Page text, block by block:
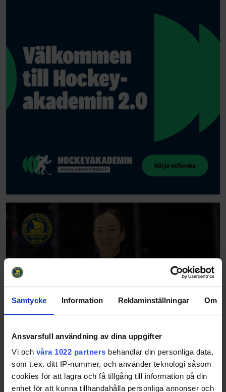
Samtycke Information Reklaminställningar Om
Ansvarsfull användning av dina uppgifter
Vi och våra 1022 partners behandlar din personliga data,
som t.ex. ditt IP-nummer, och använder teknologi såsom
cookies för att lagra och få tillgång till information på din
enhet för att kunna tillhandahålla personliga annonser och